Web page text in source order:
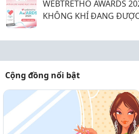
WEBTRETHO AWARDS
KHÔNG KHÍ ĐANG
Cộng đồng nổi bật